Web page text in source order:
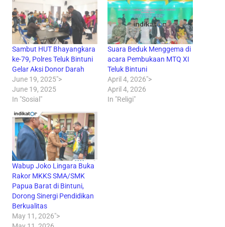
Sambut HUT Bhayangkara
ke-79, Polres Teluk Bintuni
Gelar Aksi Donor Darah
June 19, 2025">
June 19, 2025
In "Sosial"
Suara Beduk Menggema di
acara Pembukaan MTQ XI
Teluk Bintuni
April 4, 2026">
April 4, 2026
In "Religi"
Wabup Joko Lingara Buka
Rakor MKKS SMA/SMK
Papua Barat di Bintuni,
Dorong Sinergi Pendidikan
Berkualitas
May 11, 2026">